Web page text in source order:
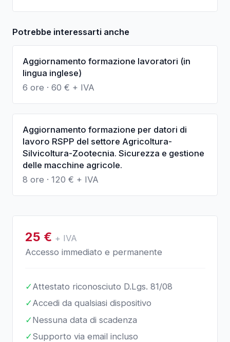
Potrebbe interessarti anche
Aggiornamento formazione lavoratori (in
lingua inglese)
6 ore · 60 € + IVA
Aggiornamento formazione per datori di
lavoro RSPP del settore Agricoltura-
Silvicoltura-Zootecnia. Sicurezza e gestione
delle macchine agricole.
8 ore · 120 € + IVA
25 € + IVA
Accesso immediato e permanente
✓Attestato riconosciuto D.Lgs. 81/08
✓Accedi da qualsiasi dispositivo
✓Nessuna data di scadenza
✓Supporto via email incluso